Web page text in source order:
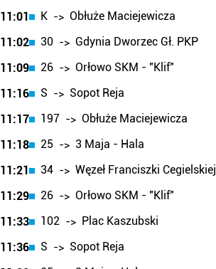
11:01
K -> Obłuże Maciejewicza
11:02
30 -> Gdynia Dworzec Gł. PKP
11:09
26 -> Orłowo SKM - "Klif"
11:16
S -> Sopot Reja
11:17
197 -> Obłuże Maciejewicza
11:18
25 -> 3 Maja - Hala
11:21
34 -> Węzeł Franciszki Cegielskiej
11:29
26 -> Orłowo SKM - "Klif"
11:33
102 -> Plac Kaszubski
11:36
S -> Sopot Reja